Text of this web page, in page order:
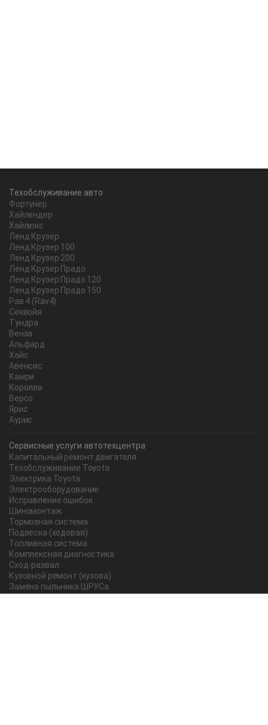
Техобслуживание авто
Фортунер
Хайлендер
Хайлюкс
Ленд Крузер
Ленд Крузер 100
Ленд Крузер 200
Ленд Крузер Прадо
Ленд Крузер Прадо 120
Ленд Крузер Прадо 150
Рав 4 (Rav4)
Секвойя
Тундра
Венза
Альфард
Хайс
Авенсис
Камри
Королла
Версо
Ярис
Аурис
Сервисные услуги автотехцентра
Капитальный ремонт двигателя
Техобслуживание Toyota
Электрика Toyota
Электрооборудование
Исправление ошибок
Шиномонтаж
Тормозная система
Подвеска (ходовая)
Топливная система
Комплексная диагностика
Сход-развал
Кузовной ремонт (кузова)
Замена пыльника ШРУСа